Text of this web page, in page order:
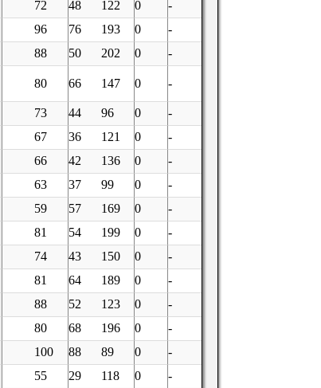
72 48 122 0 -
96 76 193 0 -
88 50 202 0 -
80 66 147 0 -
73 44 96 0 -
67 36 121 0 -
66 42 136 0 -
63 37 99 0 -
59 57 169 0 -
81 54 199 0 -
74 43 150 0 -
81 64 189 0 -
88 52 123 0 -
80 68 196 0 -
100 88 89 0 -
55 29 118 0 -